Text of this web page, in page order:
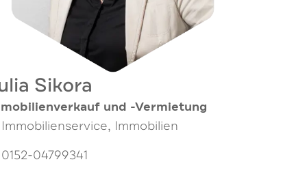
Sikora
und -Vermietung
Immobilienservice, Immobilien
0152-04799341